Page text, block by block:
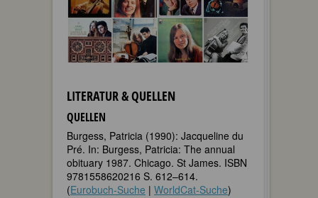
LITERATUR & QUELLEN
QUELLEN
Burgess, Patricia (1990): Jacqueline du
Pré. In: Burgess, Patricia: The annual
obituary 1987. Chicago. St James. ISBN
9781558620216 S. 612–614.
(Eurobuch-Suche | WorldCat-Suche)